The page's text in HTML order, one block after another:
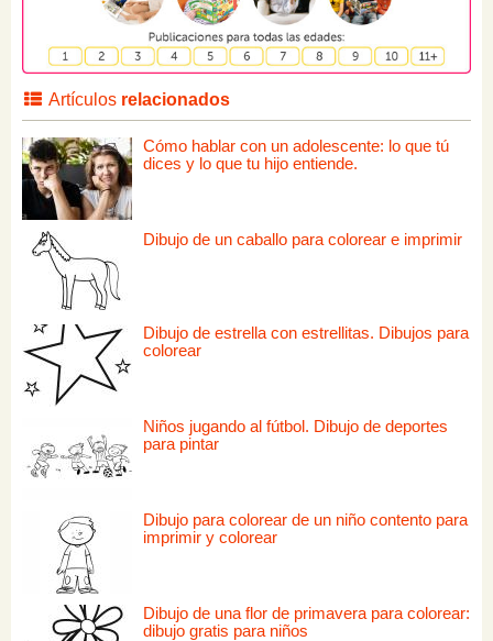
Artículos relacionados
Cómo hablar con un adolescente: lo que tú
dices y lo que tu hijo entiende.
Dibujo de un caballo para colorear e imprimir
Dibujo de estrella con estrellitas. Dibujos para
colorear
Niños jugando al fútbol. Dibujo de deportes
para pintar
Dibujo para colorear de un niño contento para
imprimir y colorear
Dibujo de una flor de primavera para colorear:
dibujo gratis para niños